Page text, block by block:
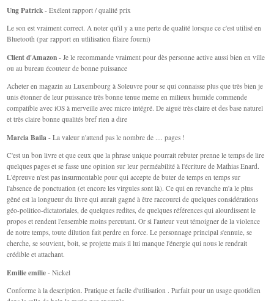
Ung Patrick - Exélent rapport / qualité prix
Le son est vraiment correct. A noter qu'il y a une perte de qualité lorsque ce c'est utilisé en
Bluetooth (par rapport en utlilisation filaire fourni)
Client d'Amazon - Je le recommande vraiment pour dès personne active aussi bien en ville
ou au bureau écouteur de bonne puissance
Acheter en magazin au Luxembourg à Soleuvre pour se qui connaisse plus que très bien je
unis étonner de leur puissance très bonne tenue meme en milieux humide commende
compatible avec iOS à merveille avec micro intégré. De aiguë très claire et des base naturel
et très claire bonne qualités bref rien a dire
Marcia Baila - La valeur n'attend pas le nombre de .... pages !
C'est un bon livre et que ceux que la phrase unique pourrait rebuter prenne le temps de lire
quelques pages et se fasse une opinion sur leur perméabilité à l'écriture de Mathias Enard.
L'épreuve n'est pas insurmontable pour qui accepte de buter de temps en temps sur
l'absence de ponctuation (et encore les virgules sont là). Ce qui en revanche m'a le plus
gêné est la longueur du livre qui aurait gagné à être raccourci de quelques considérations
géo-politico-dictatoriales, de quelques redites, de quelques références qui alourdissent le
propos et rendent l'ensemble moins percutant. Or si l'auteur veut témoigner de la violence
de notre temps, toute dilution fait perdre en force. Le personnage principal s'ennuie, se
cherche, se souvient, boit, se projette mais il lui manque l'énergie qui nous le rendrait
crédible et attachant.
Emilie emilie - Nickel
Conforme à la description. Pratique et facile d'utilisation . Parfait pour un usage quotidien